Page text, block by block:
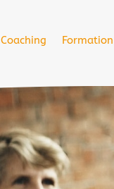
Coaching Formation